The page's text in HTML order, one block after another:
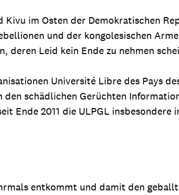
im Osten der Demokratischen
und der kongolesischen
deren Leid kein Ende zu nehmen
Université Libre des Pays
schädlichen Gerüchten
Ende 2011 die ULPGL insbesondere
entkommt und damit den